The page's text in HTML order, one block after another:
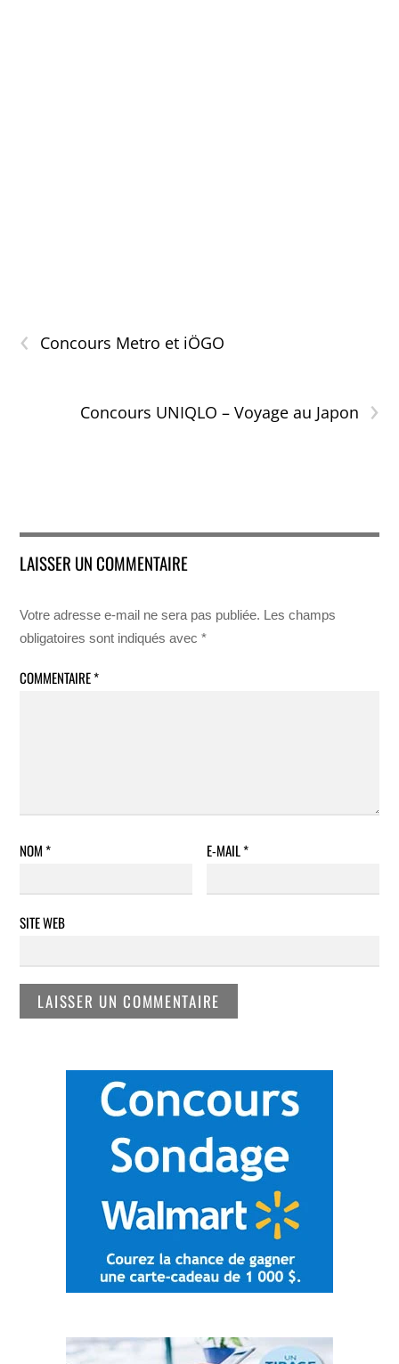
‹ Concours Metro et iÖGO
›
Concours UNIQLO – Voyage au Japon
LAISSER UN COMMENTAIRE
Votre adresse e-mail ne sera pas publiée. Les champs
obligatoires sont indiqués avec*
COMMENTAIRE*
NOM* E-MAIL*
SITE WEB